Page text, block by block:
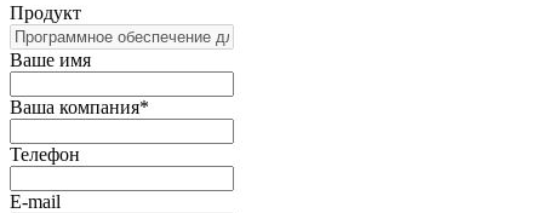
Продукт
Ваше имя
Ваша компания*
Телефон
E-mail